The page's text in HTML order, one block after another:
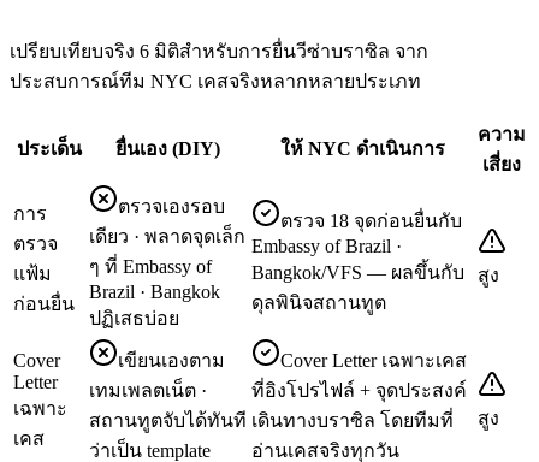
เปรียบเทียบจริง 6 มิติสำหรับการยื่นวีซ่าบราซิล จาก
ประสบการณ์ทีม NYC เคสจริงหลากหลายประเภท
ประเด็น ยื่นเอง (DIY) ให้ NYC ดำเนินการ
ความ
เสี่ยง
การ
ตรวจ
แฟ้ม
ก่อนยื่น
ตรวจเองรอบ
เดียว · พลาดจุดเล็ก
ๆ ที่ Embassy of
Brazil · Bangkok
ปฏิเสธบ่อย
ตรวจ 18 จุดก่อนยื่นกับ
Embassy of Brazil ·
Bangkok/VFS — ผลขึ้นกับ
ดุลพินิจสถานทูต
สูง
Cover
Letter
เฉพาะ
เคส
เขียนเองตาม
เทมเพลตเน็ต ·
สถานทูตจับได้ทันที
ว่าเป็น template
Cover Letter เฉพาะเคส
ที่อิงโปรไฟล์ + จุดประสงค์
เดินทางบราซิล โดยทีมที่
อ่านเคสจริงทุกวัน
สูง